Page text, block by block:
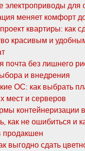
электроприводы для
меняет комфорт
квартиры: как
красивым и
почта без лишнего
и внедрения
ОС: как выбрать
мест и серверов
контейнеризации
как не ошибиться и
продакшен
выгодно сдать